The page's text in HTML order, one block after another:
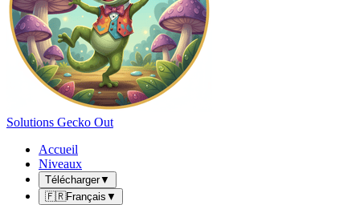
Solutions Gecko Out
Accueil
Niveaux
Télécharger▼
🇫🇷Français ▼